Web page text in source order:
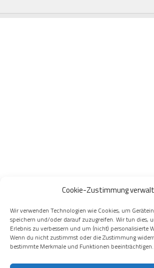
Cookie-Zustimmung
Wir verwenden Technologien wie Cookies, um
speichern und/oder darauf zuzugreifen. Wir tun dies,
Erlebnis zu verbessern und um (nicht) personalisierte
Wenn du nicht zustimmst oder die Zustimmung
bestimmte Merkmale und Funktionen beeinträchtigen.